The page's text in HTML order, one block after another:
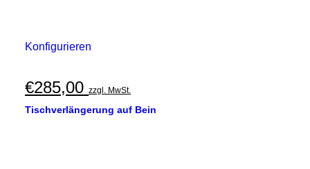
Konfigurieren
€285,00 zzgl. MwSt.
Tischverlängerung auf Bein